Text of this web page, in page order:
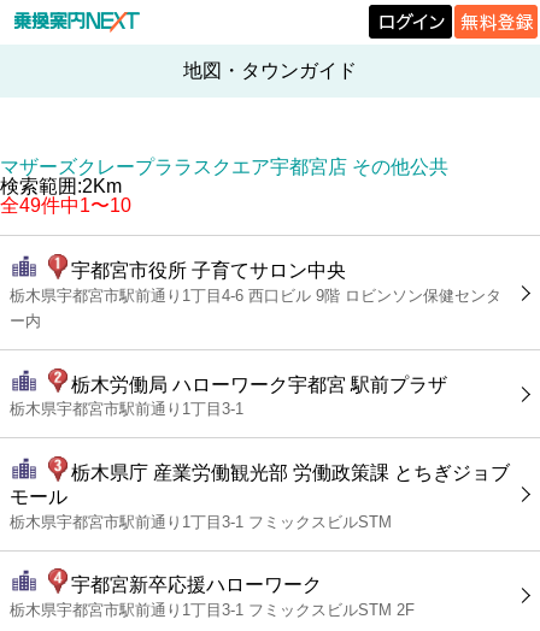
地図・タウンガイド
マザーズクレープララスクエア宇都宮店 その他公共
検索範囲:2Km
全49件中1〜10
宇都宮市役所 子育てサロン中央
栃木県宇都宮市駅前通り1丁目4-6 西口ビル 9階 ロビンソン保健センタ
ー内
栃木労働局 ハローワーク宇都宮 駅前プラザ
栃木県宇都宮市駅前通り1丁目3-1
栃木県庁 産業労働観光部 労働政策課 とちぎジョブ
モール
栃木県宇都宮市駅前通り1丁目3-1 フミックスビルSTM
宇都宮新卒応援ハローワーク
栃木県宇都宮市駅前通り1丁目3-1 フミックスビルSTM 2F